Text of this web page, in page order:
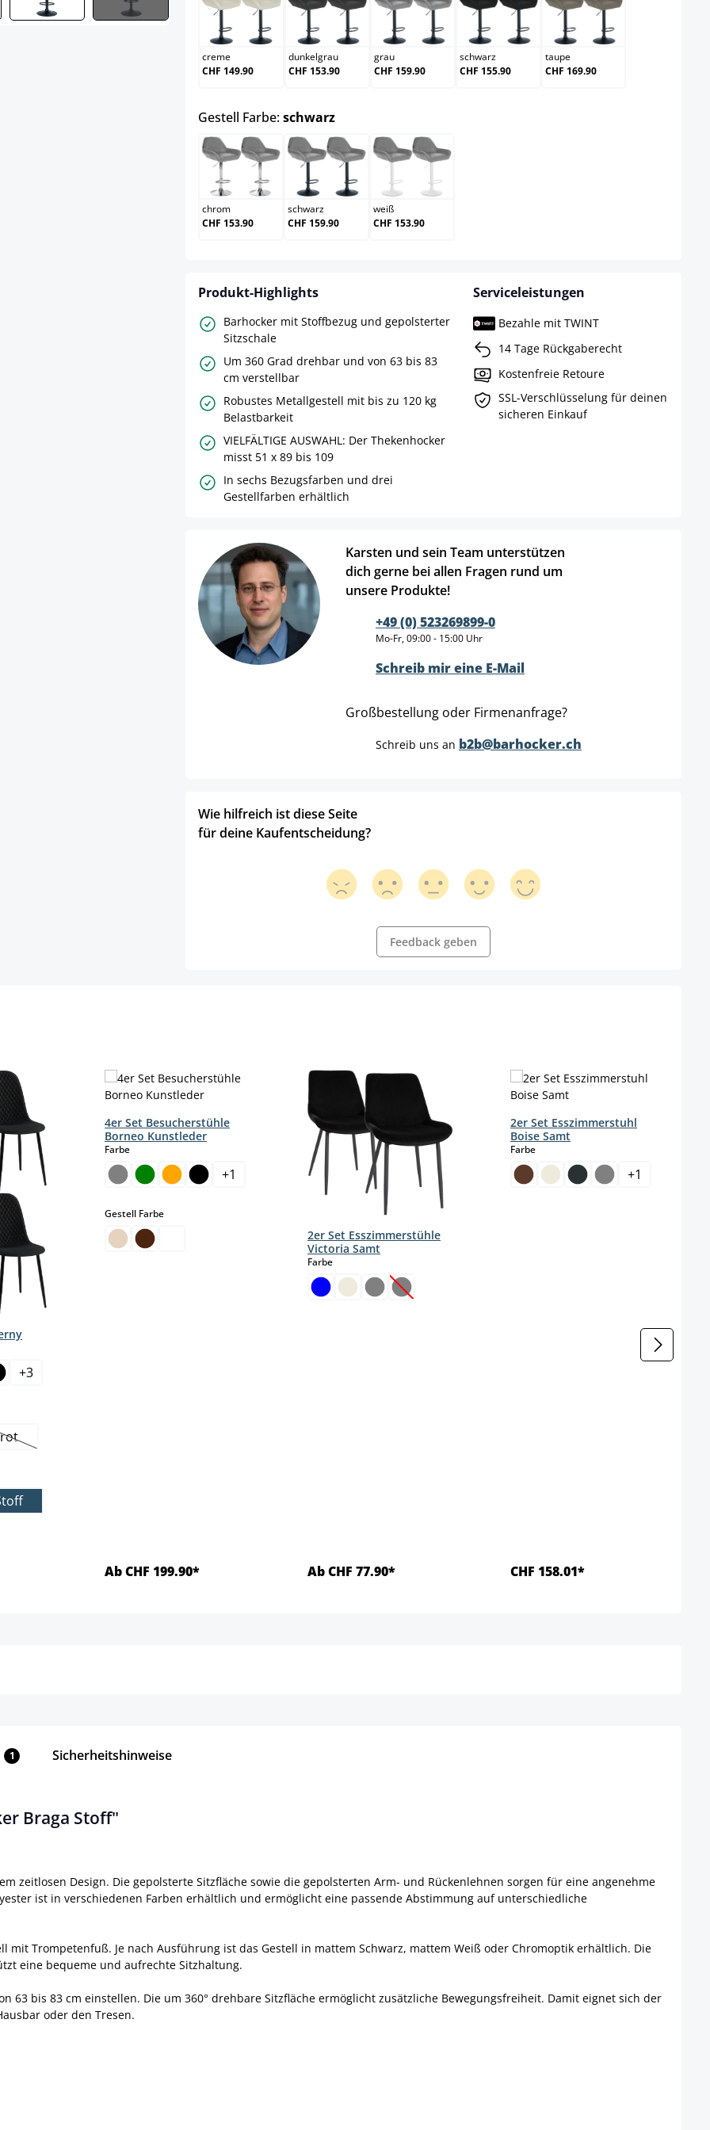
creme
creme
CHF 149.90
dunkelgrau
dunkelgrau
CHF 153.90
grau
grau
CHF 159.90
schwarz
schwarz
CHF 155.90
taupe
taupe
CHF 169.90
Gestell Farbe:schwarzauswählen
chrom
chrom
CHF 153.90
schwarz
schwarz
CHF 159.90
weiß
CHF 153.90
Produkt-Highlights
Barhocker mit Stoffbezug und gepolsterter
Sitzschale
Um 360 Grad drehbar und von 63 bis 83
cm verstellbar
Robustes Metallgestell mit bis zu 120 kg
Belastbarkeit
VIELFÄLTIGE AUSWAHL: Der Thekenhocker
misst 51 x 89 bis 109
In sechs Bezugsfarben und drei
Gestellfarben erhältlich
Serviceleistungen
Bezahle mit TWINT
14 Tage Rückgaberecht
Kostenfreie Retoure
SSL-Verschlüsselung für deinen
sicheren Einkauf
Karsten und sein Team unterstützen
dich gerne bei allen Fragen rund um
unsere Produkte!
+49 (0) 523269899-0
Mo-Fr, 09:00 - 15:00 Uhr
Schreib mir eine E-Mail
Großbestellung oder Firmenanfrage?
Schreib uns an b2b@barhocker.ch
Wie hilfreich ist diese Seite
für deine Kaufentscheidung?
Feedback geben
Option ist zurzeit nicht verfügbar.)
+3
ist zurzeit nicht verfügbar.)
rot(Diese Option ist zurzeit nicht verfügbar.)
4er Set Besucherstühle
Borneo Kunstleder
Farbeauswählen
+1
Gestell Farbeauswählen
Ab CHF 199.90*
2er Set Esszimmerstühle
Victoria Samt
Farbeauswählen
(Diese Option ist zurzeit nicht verfügbar.)
Ab CHF 77.90*
2er Set Esszimmerstuhl
Boise Samt
Farbeauswählen
+1
CHF 158.01*
1 Sicherheitshinweise
Braga Stoff"
zeitlosen Design. Die gepolsterte Sitzfläche sowie die gepolsterten Arm- und Rückenlehnen sorgen für eine angenehme
ist in verschiedenen Farben erhältlich und ermöglicht eine passende Abstimmung auf unterschiedliche
Trompetenfuß. Je nach Ausführung ist das Gestell in mattem Schwarz, mattem Weiß oder Chromoptik erhältlich. Die
eine bequeme und aufrechte Sitzhaltung.
63 bis 83 cm einstellen. Die um 360° drehbare Sitzfläche ermöglicht zusätzliche Bewegungsfreiheit. Damit eignet sich der
oder den Tresen.